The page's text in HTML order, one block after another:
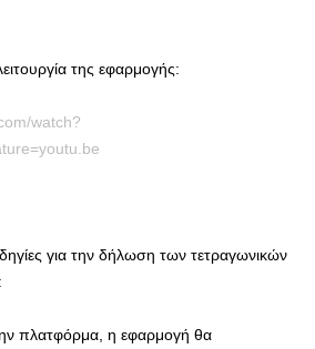
της εφαρμογής:
watch?
για την δήλωση των τετραγωνικών
πλατφόρμα, η εφαρμογή θα